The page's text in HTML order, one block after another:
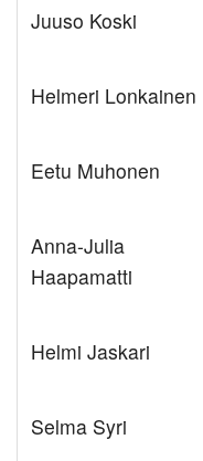
Juuso Koski
Helmeri Lonkainen
Eetu Muhonen
Anna-Julia
Haapamatti
Helmi Jaskari
Selma Syri